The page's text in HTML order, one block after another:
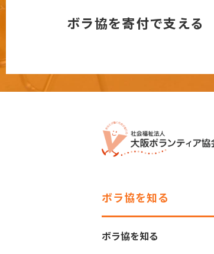
ボラ協を寄付で支える
ボラ協を知る
ボラ協を知る